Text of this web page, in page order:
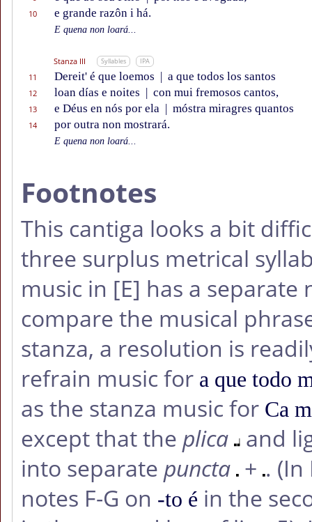
10 e grande razôn i há.
E quena non loará...
Stanza III Syllables IPA
11 Dereit' é que loemos | a que todos los santos
12 loan días e noites | con mui fremosos cantos,
13 e Déus en nós por ela | móstra miragres quantos
14 por outra non mostrará.
E quena non loará...
Footnotes
This cantiga looks a bit
three surplus metrical
music in [E] has a separate
compare the musical
stanza, a resolution is
refrain music for a que todo
as the stanza music for Ca
except that the plica
and
into separate puncta + .
notes F-G on -to é in the